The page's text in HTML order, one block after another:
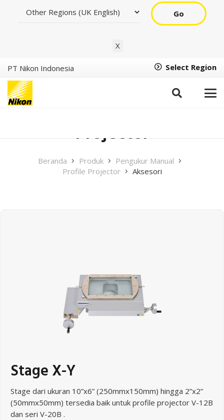
Go
X
PT Nikon Indonesia Select Region
Projector
Beranda Produk
Pengukur Manual
Profile Projector
Aksesori
Stage X-Y
Stage dari ukuran 10”x6” (250mmx150mm) hingga 2”x2”
(50mmx50mm) tersedia baik untuk profile projector V-12B
dan seri V-20B .